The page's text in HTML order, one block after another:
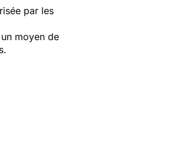
par les
moyen de